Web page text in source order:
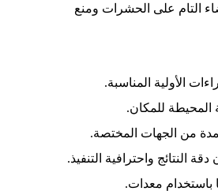
التام على الحشرات ومنع
الأولية المناسبة.
للمكان.
من الجهات المختصة.
واحترافية التنفيذ.
باستخدام معدات.